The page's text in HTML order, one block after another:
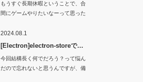
もうすぐ長期休暇ということで、合
間にゲームやりたいなーって思った
2024.08.1
[Electron]electron-storeで…
今回結構長く何でだろう？って悩ん
だので忘れないと思うんですが、備